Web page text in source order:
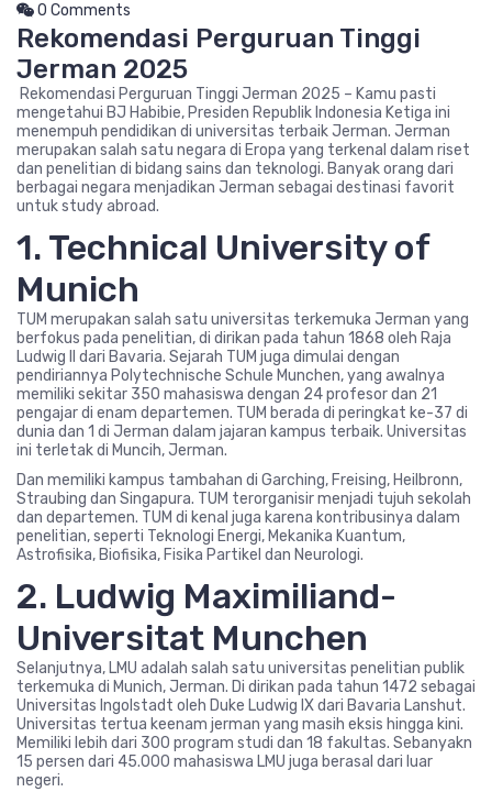
0 Comments
Rekomendasi Perguruan Tinggi
Jerman 2025
Rekomendasi Perguruan Tinggi Jerman 2025 – Kamu pasti
mengetahui BJ Habibie, Presiden Republik Indonesia Ketiga ini
menempuh pendidikan di universitas terbaik Jerman. Jerman
merupakan salah satu negara di Eropa yang terkenal dalam riset
dan penelitian di bidang sains dan teknologi. Banyak orang dari
berbagai negara menjadikan Jerman sebagai destinasi favorit
untuk study abroad.
1. Technical University of
Munich
TUM merupakan salah satu universitas terkemuka Jerman yang
berfokus pada penelitian, di dirikan pada tahun 1868 oleh Raja
Ludwig II dari Bavaria. Sejarah TUM juga dimulai dengan
pendiriannya Polytechnische Schule Munchen, yang awalnya
memiliki sekitar 350 mahasiswa dengan 24 profesor dan 21
pengajar di enam departemen. TUM berada di peringkat ke-37 di
dunia dan 1 di Jerman dalam jajaran kampus terbaik. Universitas
ini terletak di Muncih, Jerman.
Dan memiliki kampus tambahan di Garching, Freising, Heilbronn,
Straubing dan Singapura. TUM terorganisir menjadi tujuh sekolah
dan departemen. TUM di kenal juga karena kontribusinya dalam
penelitian, seperti Teknologi Energi, Mekanika Kuantum,
Astrofisika, Biofisika, Fisika Partikel dan Neurologi.
2. Ludwig Maximiliand-
Universitat Munchen
Selanjutnya, LMU adalah salah satu universitas penelitian publik
terkemuka di Munich, Jerman. Di dirikan pada tahun 1472 sebagai
Universitas Ingolstadt oleh Duke Ludwig IX dari Bavaria Lanshut.
Universitas tertua keenam jerman yang masih eksis hingga kini.
Memiliki lebih dari 300 program studi dan 18 fakultas. Sebanyakn
15 persen dari 45.000 mahasiswa LMU juga berasal dari luar
negeri.